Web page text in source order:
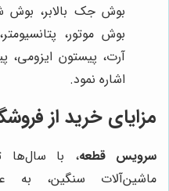
بوش جک بالابر، بوش
بوش موتور،
آرت، پیستون ایزومی،
اشاره نمود.
مزایای خرید از
سرویس قطعه، با سال‌ها
ماشین‌آلات سنگین، به